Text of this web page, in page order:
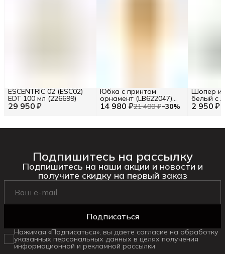
29 950 ₽
ESCENTRIC 02 (ESC02)
EDT 100 мл (226699)
14 980 ₽21 400 ₽−30%
Юбка с принтом
орнамент (LB622047)
Размер S (INT) Цв. 2 950 ₽
Шопер из
белый с
BA23-06
Подпишитесь на рассылку
Подпишитесь на наши акции и новости и
получите скидку на первый заказ
Подписаться
Нажимая «Подписаться», вы даете согласие на обработку
указанных персональных данных в целях получения
информационной и рекламной рассылки